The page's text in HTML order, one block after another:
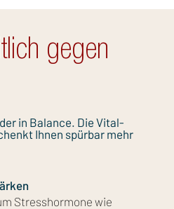
gegen
in Balance. Die Vital-
Ihnen spürbar mehr
Stresshormone wie